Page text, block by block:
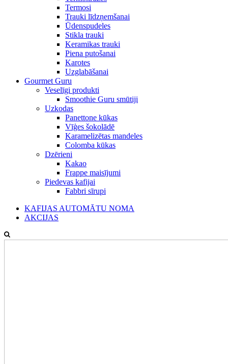
Termosi
Trauki līdzņemšanai
Ūdenspudeles
Stikla trauki
Keramikas trauki
Piena putošanai
Karotes
Uzglabāšanai
Gourmet Guru
Veselīgi produkti
Smoothie Guru smūtiji
Uzkodas
Panettone kūkas
Vīģes šokolādē
Karamelizētas mandeles
Colomba kūkas
Dzērieni
Kakao
Frappe maisījumi
Piedevas kafijai
Fabbri sīrupi
KAFIJAS AUTOMĀTU NOMA
AKCIJAS